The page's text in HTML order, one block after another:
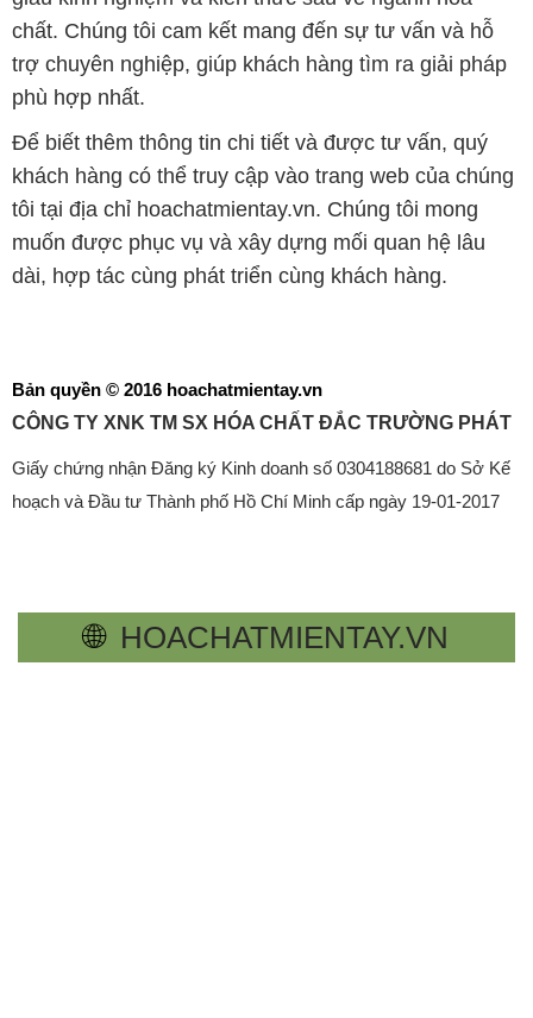
chất. Chúng tôi cam kết mang đến sự tư vấn và hỗ
trợ chuyên nghiệp, giúp khách hàng tìm ra giải pháp
phù hợp nhất.
Để biết thêm thông tin chi tiết và được tư vấn, quý
khách hàng có thể truy cập vào trang web của chúng
tôi tại địa chỉ hoachatmientay.vn. Chúng tôi mong
muốn được phục vụ và xây dựng mối quan hệ lâu
dài, hợp tác cùng phát triển cùng khách hàng.
Bản quyền © 2016 hoachatmientay.vn
CÔNG TY XNK TM SX HÓA CHẤT ĐẮC TRƯỜNG PHÁT
Giấy chứng nhận Đăng ký Kinh doanh số 0304188681 do Sở Kế
hoạch và Đầu tư Thành phố Hồ Chí Minh cấp ngày 19-01-2017
🌐 HOACHATMIENTAY.VN